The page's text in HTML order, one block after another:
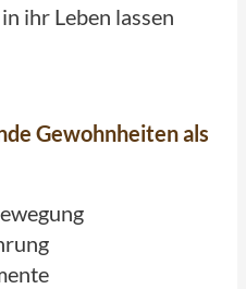
ihr Leben lassen
Gewohnheiten als